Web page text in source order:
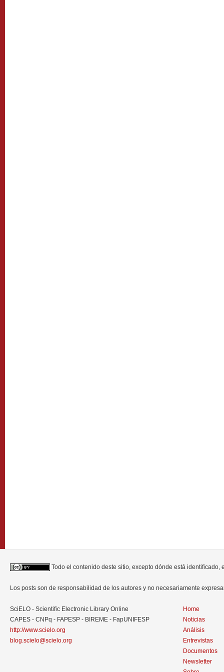
Todo el contenido deste sitio, excepto dónde está identificado,
Los posts son de responsabilidad de los autores y no necesariamente
SciELO - Scientific Electronic Library Online
CAPES - CNPq - FAPESP - BIREME - FapUNIFESP
http://www.scielo.org
blog.scielo@scielo.org
Home
Noticias
Análisis
Entrevistas
Documentos
Newsletter